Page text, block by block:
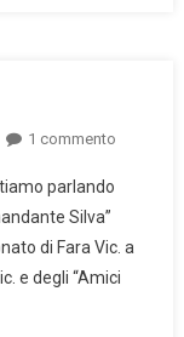
1 commentosu
parlando
Silva”
di Fara Vic. a
e degli “Amici